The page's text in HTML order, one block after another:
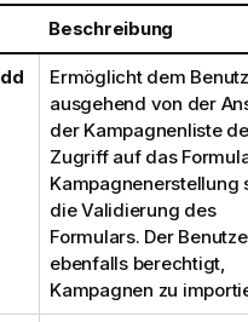
Beschreibung
Ermöglicht dem
ausgehend von der
der Kampagnenliste
Zugriff auf das
Kampagnenerstellung
die Validierung des
Formulars. Der
ebenfalls berechtigt,
Kampagnen zu